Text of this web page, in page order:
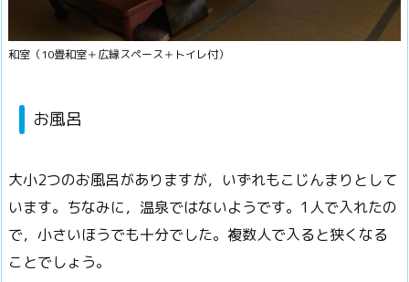
和室（10畳和室＋広縁スペース＋トイレ付）
お風呂
大小2つのお風呂がありますが， いずれもこじんまりとして
います。ちなみに，温泉ではないようです。1人で入れたの
で， 小さいほうでも十分でした。複数人で入ると狭くなる
ことでしょう。